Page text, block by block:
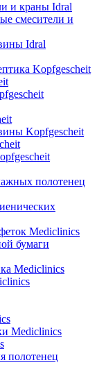
и краны Idral
смесители и
Idral
Kopfgescheit
Kopfgescheit
полотенец
Mediclinics
бумаги
Mediclinics
Mediclinics
полотенец